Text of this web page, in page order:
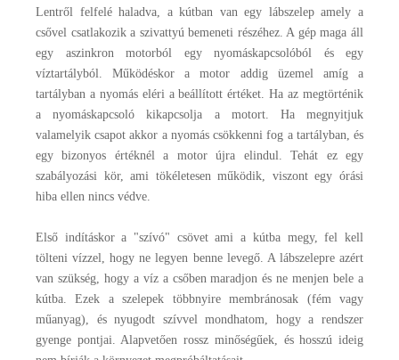
Lentről felfelé haladva, a kútban van egy lábszelep amely a
csővel csatlakozik a szivattyú bemeneti részéhez. A gép maga áll
egy aszinkron motorból egy nyomáskapcsolóból és egy
víztartályból. Működéskor a motor addig üzemel amíg a
tartályban a nyomás eléri a beállított értéket. Ha az megtörténik
a nyomáskapcsoló kikapcsolja a motort. Ha megnyitjuk
valamelyik csapot akkor a nyomás csökkenni fog a tartályban, és
egy bizonyos értéknél a motor újra elindul. Tehát ez egy
szabályozási kör, ami tökéletesen működik, viszont egy órási
hiba ellen nincs védve.
Első indításkor a "szívó" csövet ami a kútba megy, fel kell
tölteni vízzel, hogy ne legyen benne levegő. A lábszelepre azért
van szükség, hogy a víz a csőben maradjon és ne menjen bele a
kútba. Ezek a szelepek többnyire membránosak (fém vagy
műanyag), és nyugodt szívvel mondhatom, hogy a rendszer
gyenge pontjai. Alapvetően rossz minőségűek, és hosszú ideig